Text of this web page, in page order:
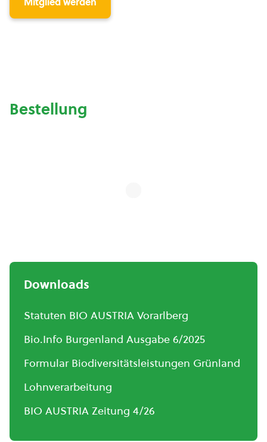
Bestellung
Downloads
Statuten BIO AUSTRIA Vorarlberg
Bio.Info Burgenland Ausgabe 6/2025
Formular Biodiversitätsleistungen Grünland
Lohnverarbeitung
BIO AUSTRIA Zeitung 4/26